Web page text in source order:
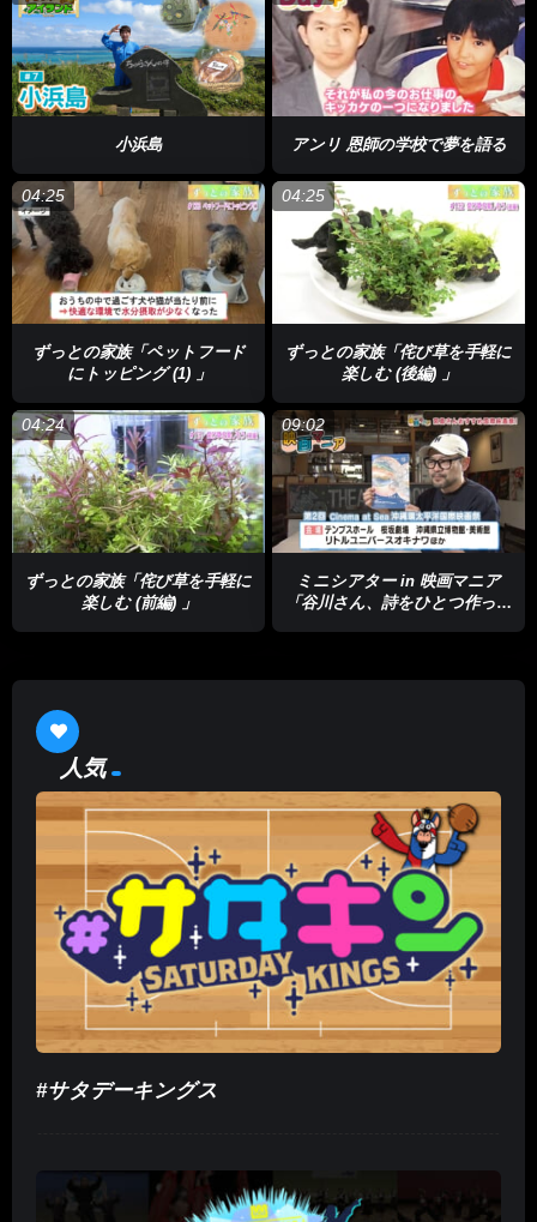
小浜島 アンリ 恩師の学校で夢を語る
04:25
ずっとの家族「ペットフード
にトッピング (1) 」
04:25
ずっとの家族「侘び草を手軽に
楽しむ (後編) 」
04:24
ずっとの家族「侘び草を手軽に
楽しむ (前編) 」
09:02
ミニシアター in 映画マニア
「谷川さん、詩をひとつ作って
人気
#サタデーキングス